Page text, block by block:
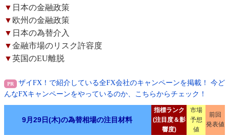
▼ 日本の金融政策
▼ 欧州の金融政策
▼ 日本の為替介入
▼金融市場のリスク許容度
▼英国のEU離脱
ザイFX！で紹介している全FX会社のキャンペーンを掲載！ 今ど
んなFXキャンペーンをやっているのか、こちらからチェック！
9月29日(木)の為替相場の注目材料
指標ランク
(注目度＆影
響度)
市場
予想
値
前回
発表値